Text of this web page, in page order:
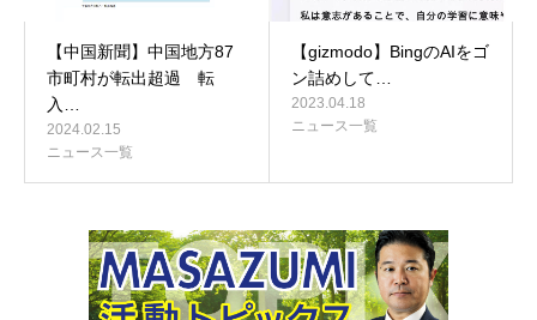
【中国新聞】中国地方87
市町村が転出超過 転
入…
2024.02.15
ニュース一覧
【gizmodo】BingのAIをゴ
ン詰めして…
2023.04.18
ニュース一覧